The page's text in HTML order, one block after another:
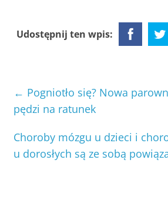
Udostępnij ten wpis:
← Pogniotło się? Nowa
pędzi na ratunek
Choroby mózgu u dzieci i
u dorosłych są ze sobą